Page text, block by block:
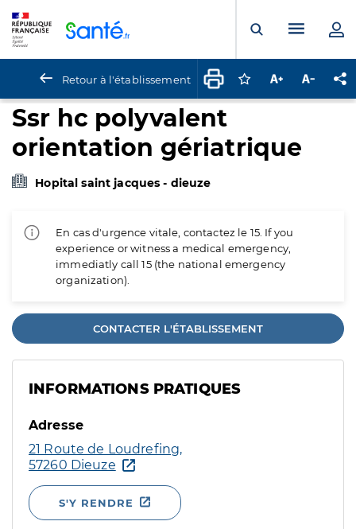
Ouvrir laMenu
Retour à l'établissement Connectez-vous
Augmenter la
Ssr hc polyvalent
orientation gériatrique
Hopital saint jacques - dieuze
En cas d'urgence vitale, contactez le 15. If you
experience or witness a medical emergency,
immediatly call 15 (the national emergency
organization).
CONTACTER L'ÉTABLISSEMENT
INFORMATIONS PRATIQUES
Adresse
21 Route de Loudrefing,
57260 Dieuze
S'Y RENDRE